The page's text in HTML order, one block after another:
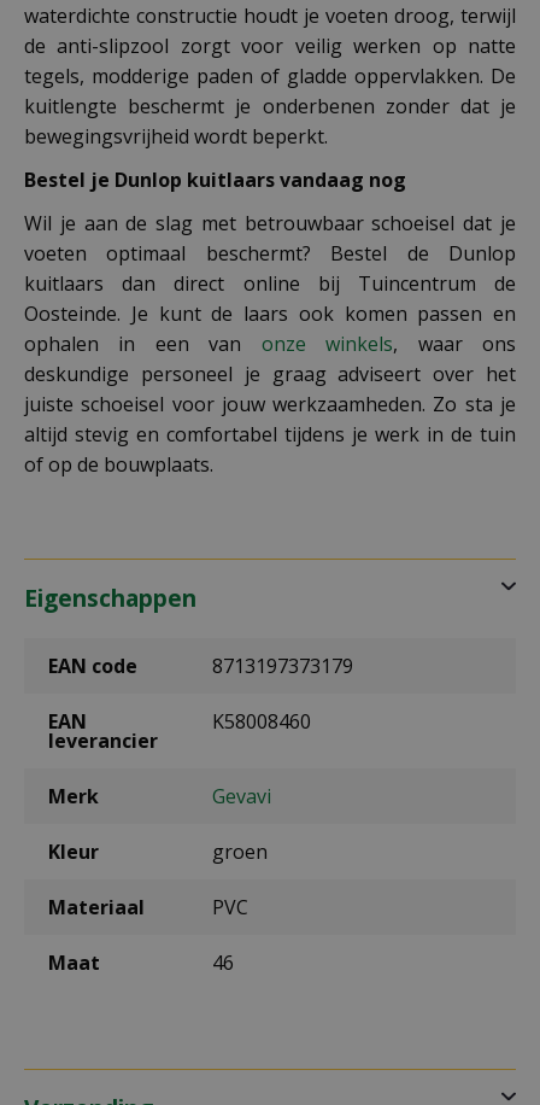
waterdichte constructie houdt je voeten droog, terwijl
de anti-slipzool zorgt voor veilig werken op natte
tegels, modderige paden of gladde oppervlakken. De
kuitlengte beschermt je onderbenen zonder dat je
bewegingsvrijheid wordt beperkt.
Bestel je Dunlop kuitlaars vandaag nog
Wil je aan de slag met betrouwbaar schoeisel dat je
voeten optimaal beschermt? Bestel de Dunlop
kuitlaars dan direct online bij Tuincentrum de
Oosteinde. Je kunt de laars ook komen passen en
ophalen in een van onze winkels, waar ons
deskundige personeel je graag adviseert over het
juiste schoeisel voor jouw werkzaamheden. Zo sta je
altijd stevig en comfortabel tijdens je werk in de tuin
of op de bouwplaats.
Eigenschappen
EAN code 8713197373179
EAN
leverancier
K58008460
Merk Gevavi
Kleur groen
Materiaal PVC
Maat 46